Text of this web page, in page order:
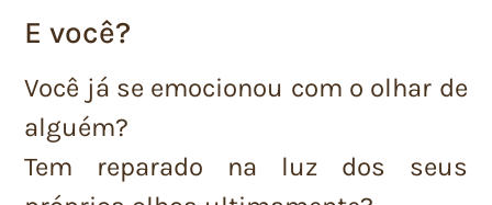
E você?
Você já se emocionou com o olhar de
alguém?
Tem reparado na luz dos seus